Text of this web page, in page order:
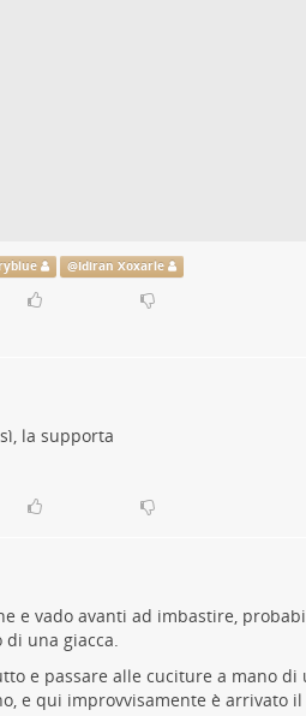
@Idiran Xoxarle
la supporta
e vado avanti ad imbastire,
una giacca.
e passare alle cuciture a mano di
e qui improvvisamente è arrivato